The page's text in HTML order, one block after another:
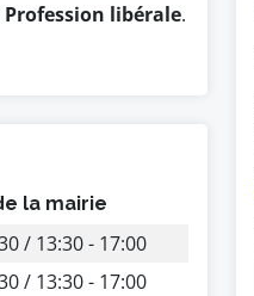
Profession libérale.
la mairie
/ 13:30 - 17:00
/ 13:30 - 17:00